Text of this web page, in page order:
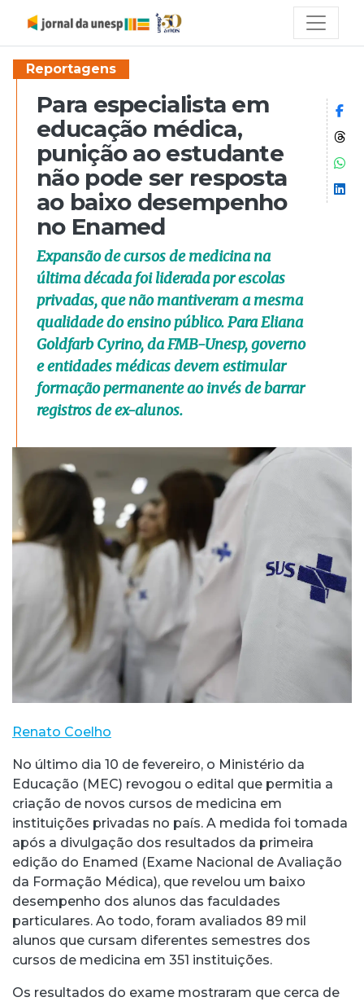
Reportagens
Para especialista em
educação médica,
punição ao estudante
não pode ser resposta
ao baixo desempenho
no Enamed
Expansão de cursos de medicina na
última década foi liderada por escolas
privadas, que não mantiveram a mesma
qualidade do ensino público. Para Eliana
Goldfarb Cyrino, da FMB-Unesp, governo
e entidades médicas devem estimular
formação permanente ao invés de barrar
registros de ex-alunos.
Renato Coelho
No último dia 10 de fevereiro, o Ministério da
Educação (MEC) revogou o edital que permitia a
criação de novos cursos de medicina em
instituições privadas no país. A medida foi tomada
após a divulgação dos resultados da primeira
edição do Enamed (Exame Nacional de Avaliação
da Formação Médica), que revelou um baixo
desempenho dos alunos das faculdades
particulares. Ao todo, foram avaliados 89 mil
alunos que cursam diferentes semestres dos
cursos de medicina em 351 instituições.
Os resultados do exame mostraram que cerca de